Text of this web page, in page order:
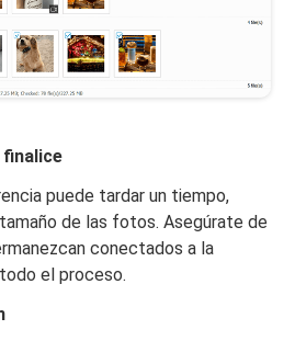
finalice
puede tardar un tiempo,
de las fotos. Asegúrate de
conectados a la
el proceso.